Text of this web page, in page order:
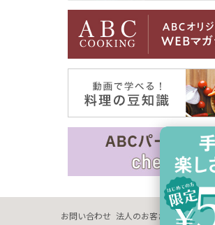
お問い合わせ 法人のお客さま 企業情報